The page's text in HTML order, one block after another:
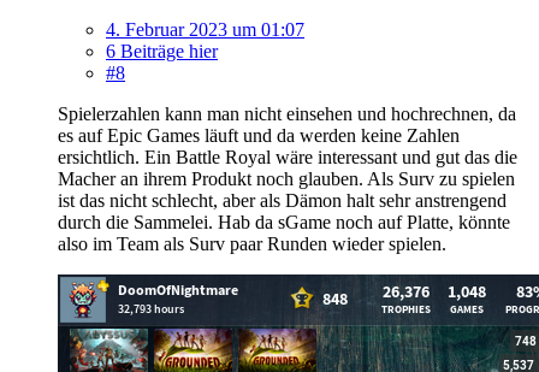
4. Februar 2023 um 01:07
6 Beiträge hier
#8
Spielerzahlen kann man nicht einsehen und hochrechnen, da
es auf Epic Games läuft und da werden keine Zahlen
ersichtlich. Ein Battle Royal wäre interessant und gut das die
Macher an ihrem Produkt noch glauben. Als Surv zu spielen
ist das nicht schlecht, aber als Dämon halt sehr anstrengend
durch die Sammelei. Hab da sGame noch auf Platte, könnte
also im Team als Surv paar Runden wieder spielen.